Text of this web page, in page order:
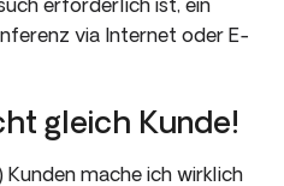
erforderlich ist, ein
via Internet oder E-
gleich Kunde!
mache ich wirklich